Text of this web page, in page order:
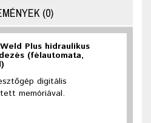
(0)
Plus hidraulikus
(félautomata,
digitális
memóriával.